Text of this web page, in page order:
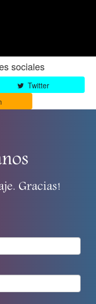
sociales
Twitter
Gracias!